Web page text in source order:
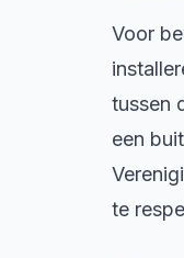
Voor
tussen
een
te